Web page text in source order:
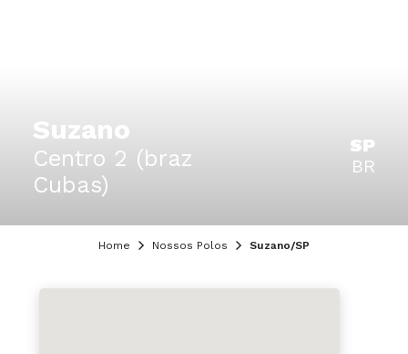
Suzano
Centro 2 (braz
Cubas)
SP
BR
Home Nossos Polos Suzano/SP